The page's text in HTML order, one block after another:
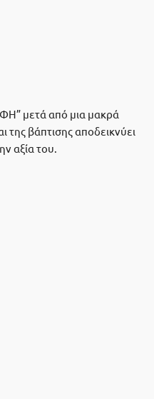
μετά από μια μακρά
της βάπτισης αποδεικνύει
αξία του.